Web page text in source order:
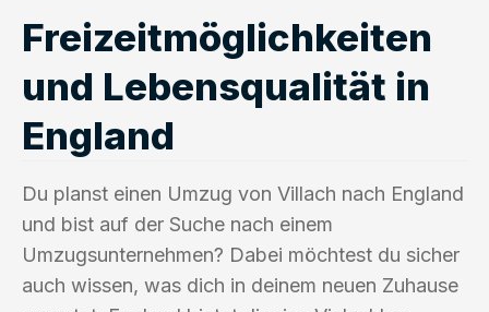
Freizeitmöglichkeiten
und Lebensqualität in
England
Du planst einen Umzug von Villach nach England
und bist auf der Suche nach einem
Umzugsunternehmen? Dabei möchtest du sicher
auch wissen, was dich in deinem neuen Zuhause